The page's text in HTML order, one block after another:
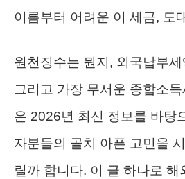
이름부터 어려운 이 세금, 도
원천징수는 뭔지, 외국납부
그리고 가장 무서운 종합소
은 2026년 최신 정보를 바탕
자분들의 골치 아픈 고민을
릴까 합니다. 이 글 하나로 해